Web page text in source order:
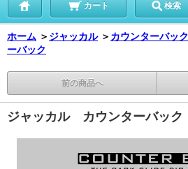
カート 検索
ホーム ＞ ジャッカル ＞ カウンターバック
ーバック
前の商品へ
ジャッカル カウンターバック